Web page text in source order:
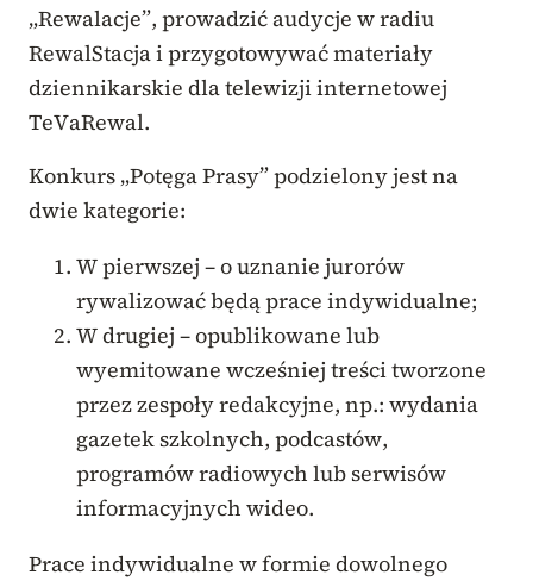
„Rewalacje”, prowadzić audycje w radiu
RewalStacja i przygotowywać materiały
dziennikarskie dla telewizji internetowej
TeVaRewal.
Konkurs „Potęga Prasy” podzielony jest na
dwie kategorie:
W pierwszej – o uznanie jurorów
rywalizować będą prace indywidualne;
W drugiej – opublikowane lub
wyemitowane wcześniej treści tworzone
przez zespoły redakcyjne, np.: wydania
gazetek szkolnych, podcastów,
programów radiowych lub serwisów
informacyjnych wideo.
Prace indywidualne w formie dowolnego